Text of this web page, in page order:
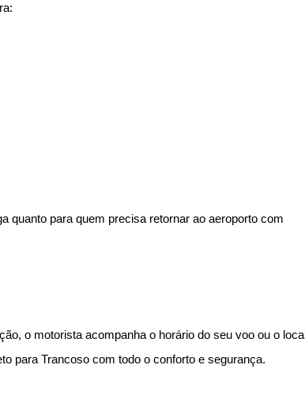
quanto para quem precisa retornar ao aeroporto com
o motorista acompanha o horário do seu voo ou o local
para Trancoso com todo o conforto e segurança.